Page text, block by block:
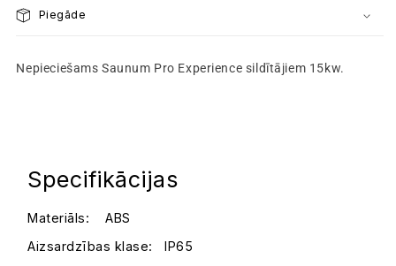
krāsnīm
Piegāde
NepieciešamsSaunum Pro Experience sildītājiem 15kw.
Specifikācijas
Materiāls: ABS
Aizsardzības klase: IP65